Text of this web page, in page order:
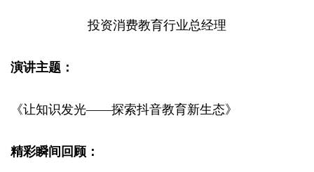
投资消费教育行业总经理
演讲主题：
《让知识发光——探索抖音教育新生态》
精彩瞬间回顾：